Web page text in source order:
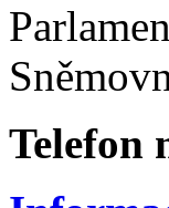
Telefon